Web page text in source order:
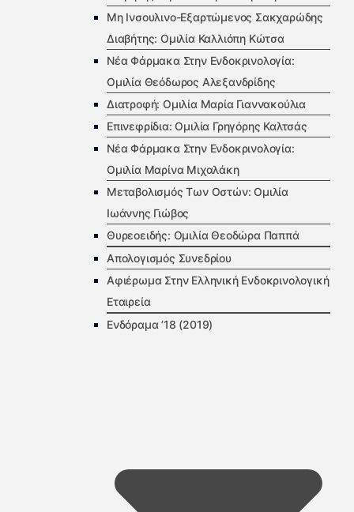
Μη Ινσουλινο-Εξαρτώμενος Σακχαρώδης
Διαβήτης: Ομιλία Καλλιόπη Κώτσα
Νέα Φάρμακα Στην Ενδοκρινολογία:
Ομιλία Θεόδωρος Αλεξανδρίδης
Διατροφή: Ομιλία Μαρία Γιαννακούλια
Επινεφρίδια: Ομιλία Γρηγόρης Καλτσάς
Νέα Φάρμακα Στην Ενδοκρινολογία:
Ομιλία Μαρίνα Μιχαλάκη
Μεταβολισμός Των Οστών: Ομιλία
Ιωάννης Γιώβος
Θυρεοειδής: Ομιλία Θεοδώρα Παππά
Απολογισμός Συνεδρίου
Αφιέρωμα Στην Ελληνική Ενδοκρινολογική
Εταιρεία
Ενδόραμα ’18 (2019)